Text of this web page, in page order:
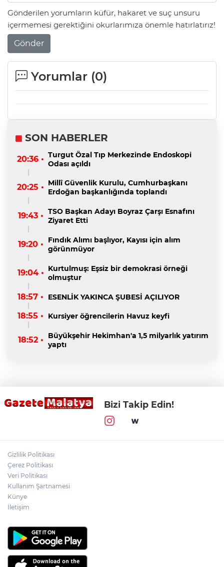
Gönderilen yorumların küfür, hakaret ve suç unsuru
içermemesi gerektiğini okurlarımıza önemle hatırlatırız!
Gönder
Yorumlar (0)
SON HABERLER
20:36 • Turgut Özal Tıp Merkezinde Endoskopi
Odası açıldı
20:25 • Millî Güvenlik Kurulu, Cumhurbaşkanı
Erdoğan başkanlığında toplandı
19:43 • TSO Başkan Adayı Boyraz Çarşı Esnafını
Ziyaret Etti
19:20 •
Fındık Alımı başlıyor, Kayısı için alım
görünmüyor
19:04 • Kurtulmuş: Eşsiz bir demokrasi örneği
olmuştur
18:57 • ESENLİK YAKINCA ŞUBESİ AÇILIYOR
18:55 • Kursiyer öğrencilerin Havuz keyfi
18:52 •
Büyükşehir Hekimhan'a 1,5 milyarlık yatırım
yaptı
Bizi Takip Edin!
Gizlilik Politikası
Çerez Politikası
Veri Politikası
Kullanım Şartnamesi
Künye
İletişim